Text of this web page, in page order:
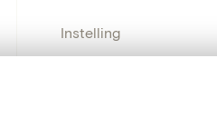
Instelling